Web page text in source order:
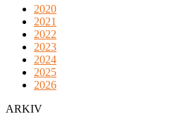
2020
2021
2022
2023
2024
2025
2026
ARKIV